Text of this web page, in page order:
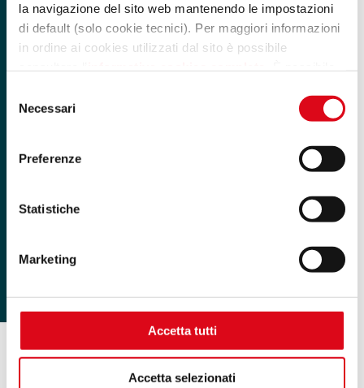
la navigazione del sito web mantenendo le impostazioni
di default (solo cookie tecnici). Per maggiori informazioni
in ordine ai cookies utilizzati dal sito è possibile
mediante il link “rivedi le tue scelte sui cookie” presente
delNecessari
Preferenze
Statistiche
Marketing
Accetta tutti
Accetta selezionati
Gioielli di Valenza